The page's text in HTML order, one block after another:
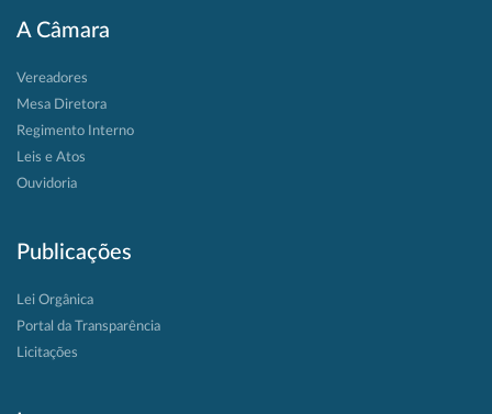
A Câmara
Vereadores
Mesa Diretora
Regimento Interno
Leis e Atos
Ouvidoria
Publicações
Lei Orgânica
Portal da Transparência
Licitações